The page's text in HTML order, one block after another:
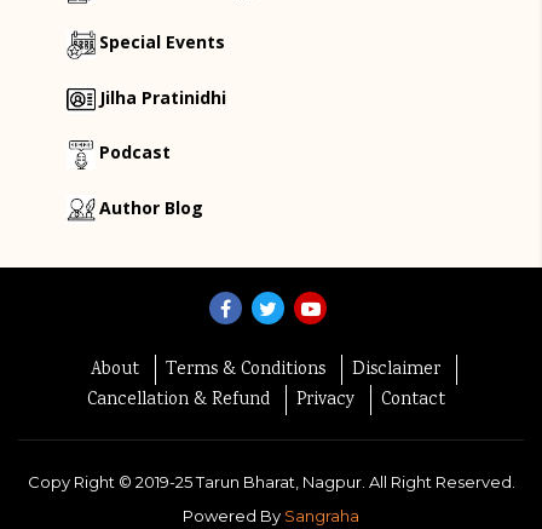
Special Events
Jilha Pratinidhi
Podcast
Author Blog
About Terms & Conditions
Disclaimer
Cancellation & Refund
Privacy Contact
Copy Right © 2019-25Tarun Bharat, Nagpur. All Right Reserved.
Powered By Sangraha